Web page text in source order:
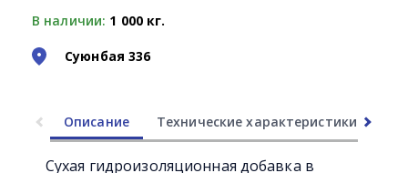
В наличии: 1 000 кг.
Суюнбая 336
Описание Технические характеристики
Сухая гидроизоляционная добавка в